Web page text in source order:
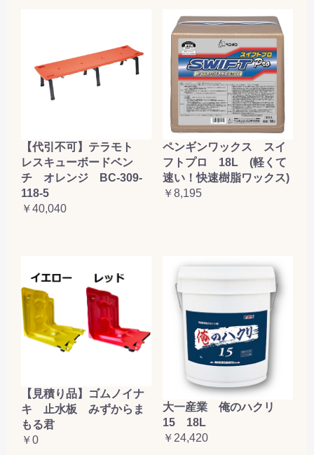
【代引不可】テラモト
レスキューボードベン
チ オレンジ BC-309-
118-5
￥40,040
ペンギンワックス スイ
フトプロ 18L (軽くて
速い！快速樹脂ワックス)
￥8,195
【見積り品】ゴムノイナ
キ 止水板 みずからま
もる君
￥0
大一産業 俺のハクリ
15 18L
￥24,420